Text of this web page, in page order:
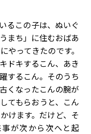
るこの子は、ぬいぐ
まち」に住むおばあ
やってきたのです。
ドキするこん、あき
するこん。そのうち
くなったこんの腕が
てもらおうと、こん
けます。だけど、そ
が次から次へと起